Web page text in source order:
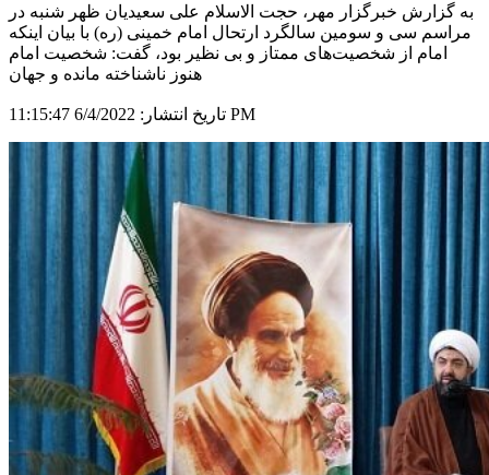
به گزارش خبرگزار مهر، حجت الاسلام علی سعیدیان ظهر شنبه در
مراسم سی و سومین سالگرد ارتحال امام خمینی (ره) با بیان اینکه
امام از شخصیت‌های ممتاز و بی نظیر بود، گفت: شخصیت امام
هنوز ناشناخته مانده و جهان
تاریخ انتشار: 6/4/2022 11:15:47 PM